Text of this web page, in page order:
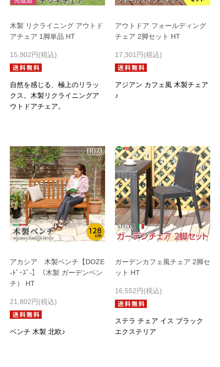
木製 リクライニング アウトド
アチェア 1脚単品 HT
15,902円(税込)
自然を感じる、極上のリラッ
クス。木製リクライニングア
ウトドアチェア。
アウトドア フォールディング
チェア 2脚セット HT
17,301円(税込)
アジアン カフェ風 木製チェア
♪
アカシア 木製ベンチ【DOZE
-ﾄﾞｰｽﾞ-】（木製 ガーデンベン
チ） HT
21,802円(税込)
ベンチ 木製 北欧♪
ガーデンカフェ風チェア 2脚セ
ット HT
16,552円(税込)
ステラ チェア イス ブラック
エクステリア